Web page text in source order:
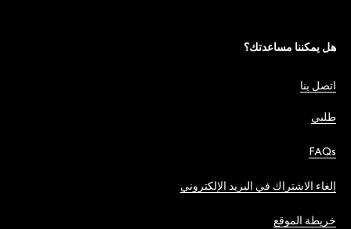
هل يمكننا مساعدتك؟
اتصل بنا
طلبي
FAQs
إلغاء الاشتراك في البريد الإلكتروني
خريطة الموقع